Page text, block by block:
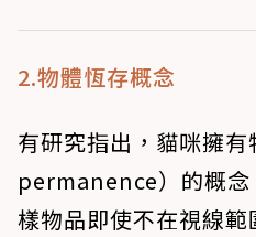
2.物體恆存概念
有研究指出，貓咪擁
permanence）的概念
樣物品即使不在視線